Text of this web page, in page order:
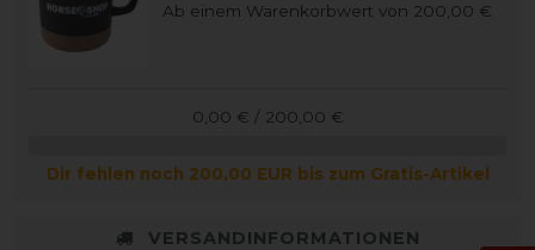
Ab einem Warenkorbwert von 200,00 €
0,00 € / 200,00 €
Dir fehlen noch 200,00 EUR bis zum Gratis-Artikel
VERSANDINFORMATIONEN